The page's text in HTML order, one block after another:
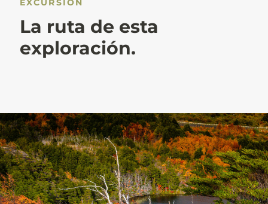
EXCURSIÓN
La ruta de esta
exploración.